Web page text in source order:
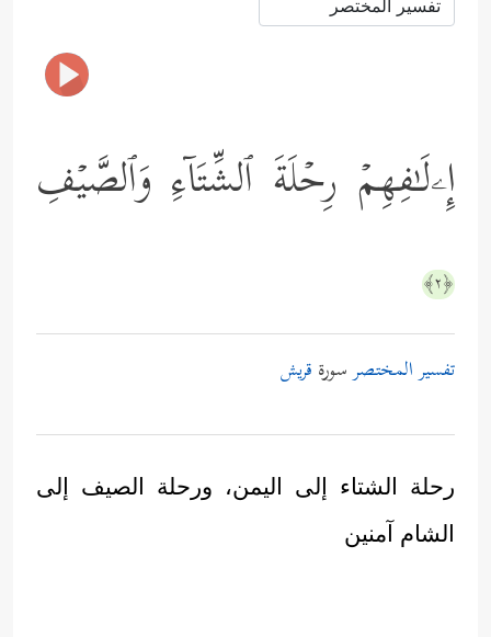
إِۦلَـٰفِهِمۡ رِحۡلَةَ ٱلشِّتَاۤءِ وَٱلصَّیۡفِ
﴿٢﴾
تفسير المختصرسورة قريش
رحلة الشتاء إلى اليمن، ورحلة الصيف إلى
الشام آمنين